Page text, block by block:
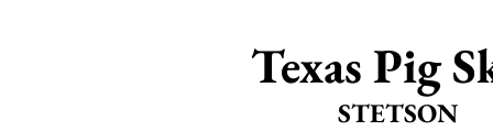
Texas Pig
STETSON